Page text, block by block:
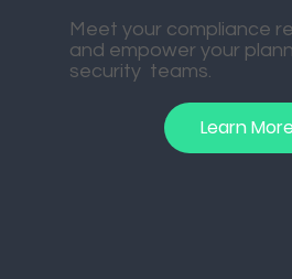
Learn
Meet your compliance
and empower your
security teams.